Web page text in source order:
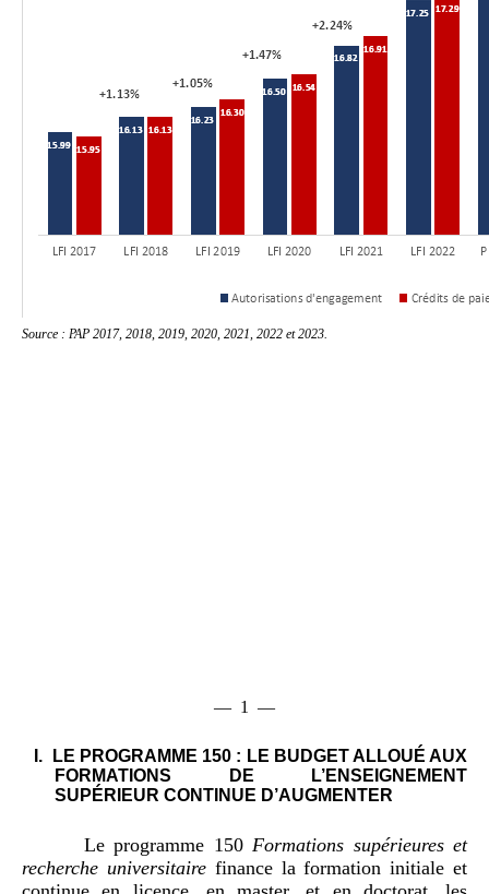
Source : PAP 2017, 2018, 2019, 2020, 2021, 2022 et 2023.
— 1 —
I.
LE PROGRAMME 150 : LE BUDGET ALLOUÉ AUX
FORMATIONS DE L’ENSEIGNEMENT
SUPÉRIEUR CONTINUE D’AUGMENTER
Le programme 150Formations supérieures et
recherche universitairefinance la formation initiale et